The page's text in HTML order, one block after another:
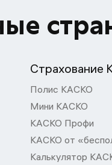
Страхование
Полис КАСКО
Мини КАСКО
КАСКО Профи
КАСКО от
Калькулятор